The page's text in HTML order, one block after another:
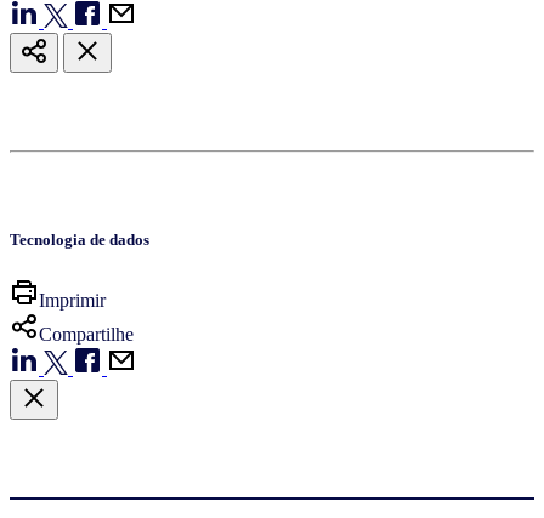
Tecnologia de dados
Imprimir
Compartilhe